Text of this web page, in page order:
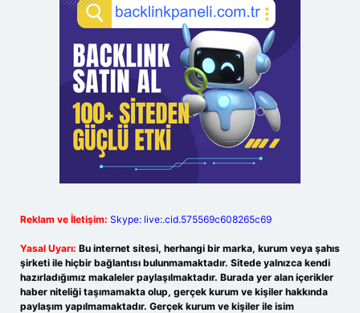
Reklam ve İletişim: Skype: live:.cid.575569c608265c69
Yasal Uyarı: Bu internet sitesi, herhangi bir marka, kurum veya şahıs
şirketi ile hiçbir bağlantısı bulunmamaktadır. Sitede yalnızca kendi
hazırladığımız makaleler paylaşılmaktadır. Burada yer alan içerikler
haber niteliği taşımamakta olup, gerçek kurum ve kişiler hakkında
paylaşım yapılmamaktadır. Gerçek kurum ve kişiler ile isim